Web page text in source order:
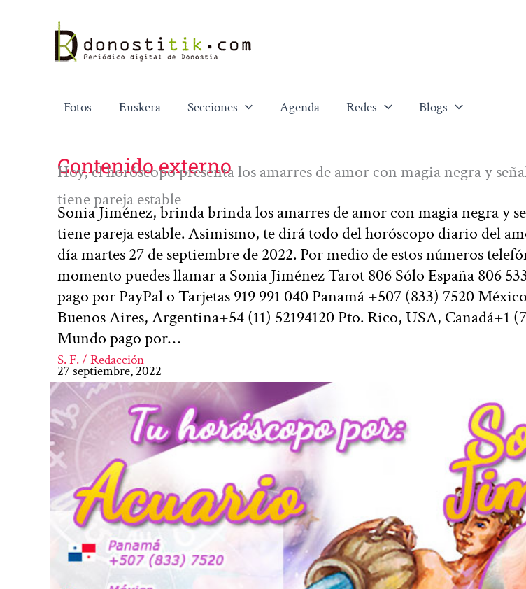
contenido
Fotos Euskera Secciones Agenda Redes Blogs
Contenido externo
Hoy, el horóscopo presenta los amarres de amor con magia negra y
tiene pareja estable
Sonia Jiménez, brinda brinda los amarres de amor con magia negra y
tiene pareja estable. Asimismo, te dirá todo del horóscopo diario del
día martes 27 de septiembre de 2022. Por medio de estos números
momento puedes llamar a Sonia Jiménez Tarot 806 Sólo España 806
pago por PayPal o Tarjetas 919 991 040 Panamá +507 (833) 7520
Buenos Aires, Argentina+54 (11) 52194120 Pto. Rico, USA, Canadá+1
Mundo pago por…
S. F. / Redacción
27 septiembre, 2022